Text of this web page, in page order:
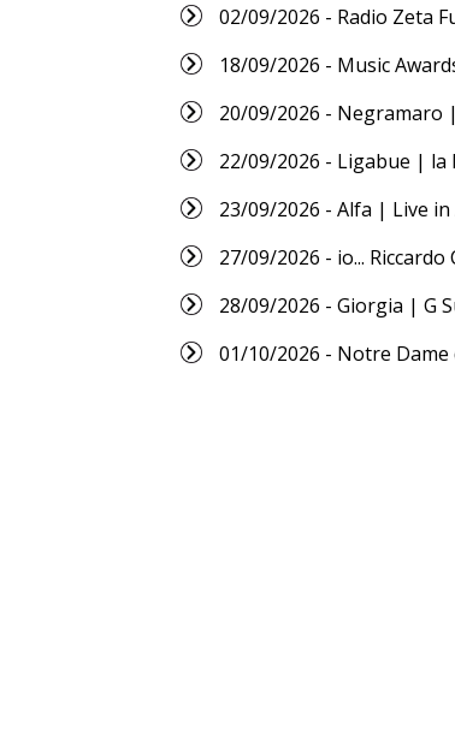
02/09/2026 - Radio Zeta
18/09/2026 - Music
20/09/2026 - Negramaro
22/09/2026 - Ligabue |
23/09/2026 - Alfa | Live in
27/09/2026 - io... Riccardo
28/09/2026 - Giorgia | G
01/10/2026 - Notre Dame